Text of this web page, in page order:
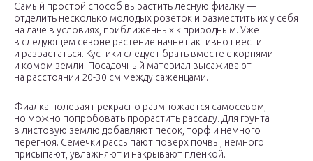
Самый простой способ вырастить лесную фиалку —
отделить несколько молодых розеток и разместить их у себя
на даче в условиях, приближенных к природным. Уже
в следующем сезоне растение начнет активно цвести
и разрастаться. Кустики следует брать вместе с корнями
и комом земли. Посадочный материал высаживают
на расстоянии 20-30 см между саженцами.
Фиалка полевая прекрасно размножается самосевом,
но можно попробовать прорастить рассаду. Для грунта
в листовую землю добавляют песок, торф и немного
перегноя. Семечки рассыпают поверх почвы, немного
присыпают, увлажняют и накрывают пленкой.